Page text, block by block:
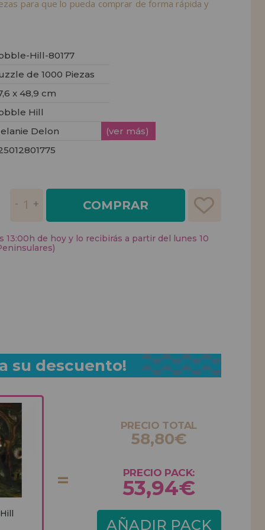
para que lo pueda comprar de forma rápida y
Hill-80177
de 1000 Piezas
x 48,9 cm
Hill
Delon
(ver más)
COMPRAR
13:00h de hoy y lo recibirás a partir del lunes 10
su descuento!
PRECIO TOTAL
58,80€
PRECIO PACK:
53,94€
AÑADIR PACK